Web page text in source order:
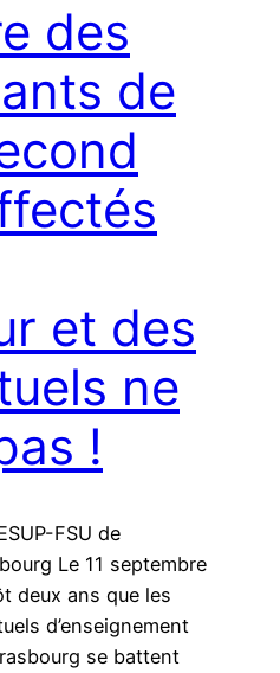
des
de
et des
ne
!
FSU de
Le 11 septembre
deux ans que les
d’enseignement
se battent